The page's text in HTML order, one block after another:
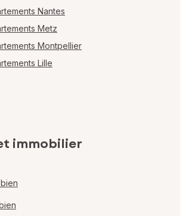
Nantes
Metz
Montpellier
Lille
immobilier